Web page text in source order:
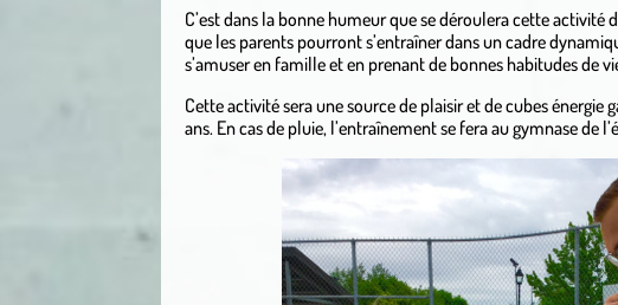
C’est dans la bonne humeur que se déroulera cette
que les parents pourront s’entraîner dans un cadre
s’amuser en famille et en prenant de bonnes habitudes de
Cette activité sera une source de plaisir et de cubes énergie
ans. En cas de pluie, l’entraînement se fera au gymnase de